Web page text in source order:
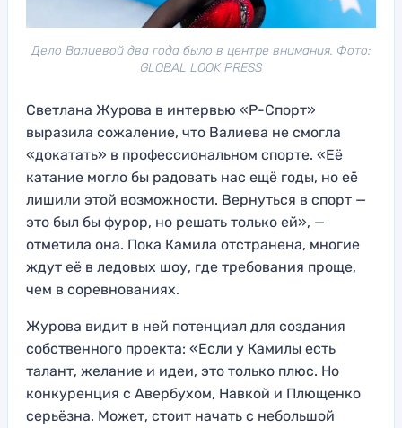
Дело Валиевой два года было в центре внимания. Фото:
GLOBAL LOOK PRESS
Светлана Журова в интервью «Р-Спорт»
выразила сожаление, что Валиева не смогла
«докатать» в профессиональном спорте. «Её
катание могло бы радовать нас ещё годы, но её
лишили этой возможности. Вернуться в спорт —
это был бы фурор, но решать только ей», —
отметила она. Пока Камила отстранена, многие
ждут её в ледовых шоу, где требования проще,
чем в соревнованиях.
Журова видит в ней потенциал для создания
собственного проекта: «Если у Камилы есть
талант, желание и идеи, это только плюс. Но
конкуренция с Авербухом, Навкой и Плющенко
серьёзна. Может, стоит начать с небольшой